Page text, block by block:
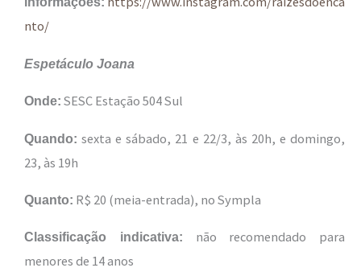
nto/
Espetáculo Joana
Onde: SESC Estação 504 Sul
Quando: sexta e sábado, 21 e 22/3, às 20h, e domingo,
23, às 19h
Quanto: R$ 20 (meia-entrada), no Sympla
Classificação indicativa: não recomendado para
menores de 14 anos